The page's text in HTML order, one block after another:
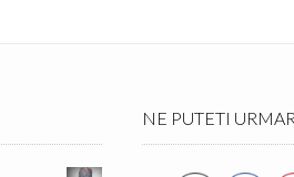
NE PUTETI